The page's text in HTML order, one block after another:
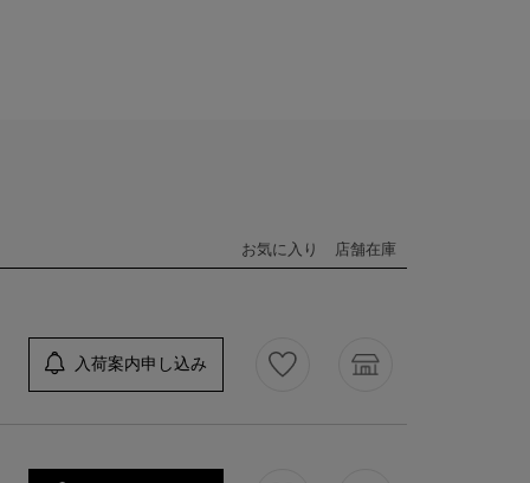
お気に入り 店舗在庫
入荷案内申し込み